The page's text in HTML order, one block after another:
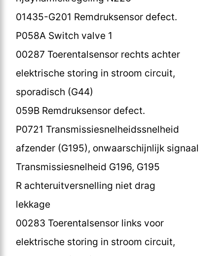
01435-G201 Remdruksensor defect.
P058A Switch valve 1
00287 Toerentalsensor rechts achter
elektrische storing in stroom circuit,
sporadisch (G44)
059B Remdruksensor defect.
P0721 Transmissiesnelheidssnelheid
afzender (G195), onwaarschijnlijk signaal
Transmissiesnelheid G196, G195
R achteruitversnelling niet drag
lekkage
00283 Toerentalsensor links voor
elektrische storing in stroom circuit,